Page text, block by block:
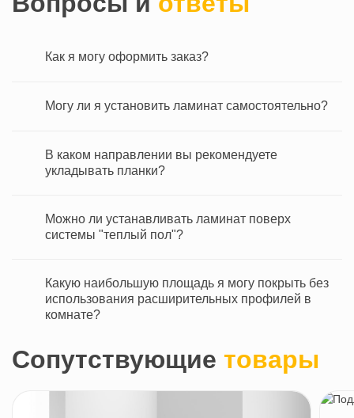
достаточнооформить заказ
Как я могу оформить заказ?
Могу ли я установить ламинат самостоятельно?
В каком направлении вы рекомендуете
укладывать планки?
Можно ли устанавливать ламинат поверх
системы "теплый пол"?
Какую наибольшую площадь я могу покрыть без
использования расширительных профилей в
комнате?
Сопутствующие товары